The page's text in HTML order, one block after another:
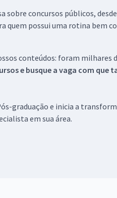
sobre concursos públicos,
quem possui uma rotina bem
conteúdos: foram milhares
e busque a vaga com
graduação e inicia a
em sua área.